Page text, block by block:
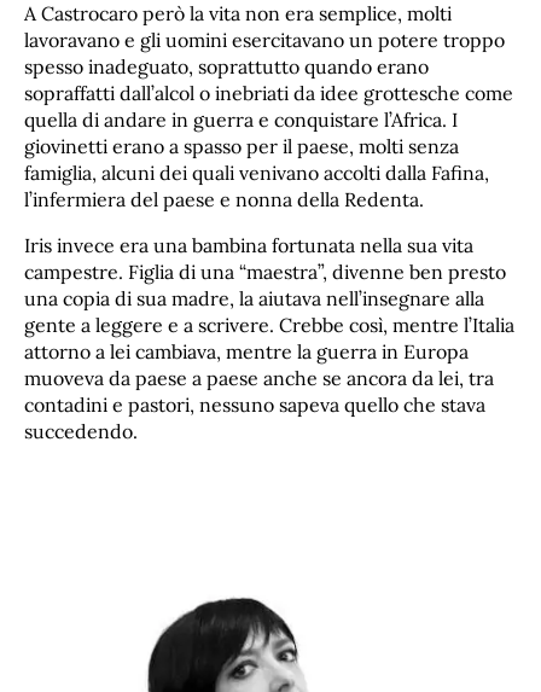
A Castrocaro però la vita non era semplice, molti
lavoravano e gli uomini esercitavano un potere troppo
spesso inadeguato, soprattutto quando erano
sopraffatti dall’alcol o inebriati da idee grottesche come
quella di andare in guerra e conquistare l’Africa. I
giovinetti erano a spasso per il paese, molti senza
famiglia, alcuni dei quali venivano accolti dalla Fafina,
l’infermiera del paese e nonna della Redenta.
Iris invece era una bambina fortunata nella sua vita
campestre. Figlia di una “maestra”, divenne ben presto
una copia di sua madre, la aiutava nell’insegnare alla
gente a leggere e a scrivere. Crebbe così, mentre l’Italia
attorno a lei cambiava, mentre la guerra in Europa
muoveva da paese a paese anche se ancora da lei, tra
contadini e pastori, nessuno sapeva quello che stava
succedendo.